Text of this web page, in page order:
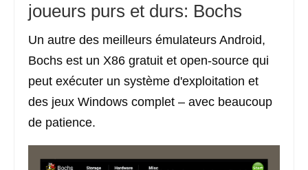
joueurs purs et durs: Bochs
Un autre des meilleurs émulateurs Android,
Bochs est un X86 gratuit et open-source qui
peut exécuter un système d'exploitation et
des jeux Windows complet – avec beaucoup
de patience.